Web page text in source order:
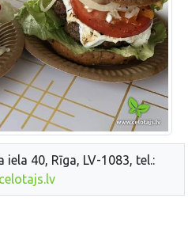
40, Rīga, LV-1083, tel.: